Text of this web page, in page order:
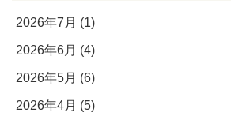
2026年7月 (1)
2026年6月 (4)
2026年5月 (6)
2026年4月 (5)